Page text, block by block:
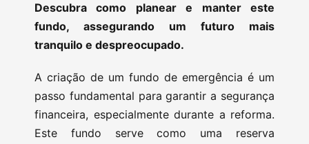
Descubra como planear e manter este
fundo, assegurando um futuro mais
tranquilo e despreocupado.
A criação de um fundo de emergência é um
passo fundamental para garantir a segurança
financeira, especialmente durante a reforma.
Este fundo serve como uma reserva